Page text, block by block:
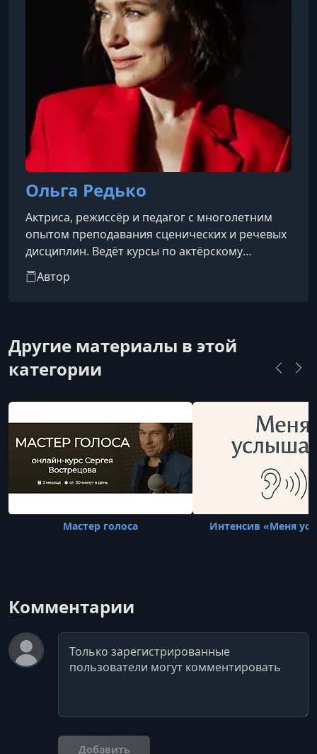
Ольга Редько
Актриса, режиссёр и педагог с многолетним
опытом преподавания сценических и речевых
дисциплин. Ведёт курсы по актёрскому
мастерству, технике речи, риторике и
искусству публичного выступления. Также
ученикам освободиться от речевых и
психофизиологических зажимов, преодолеть
последствия логоневрозов и психологических
дыхание, голос,
Автор
Другие материалы в этой
категории
Мастер голоса Интенсив «Меня
Комментарии
Комментарий
Добавить